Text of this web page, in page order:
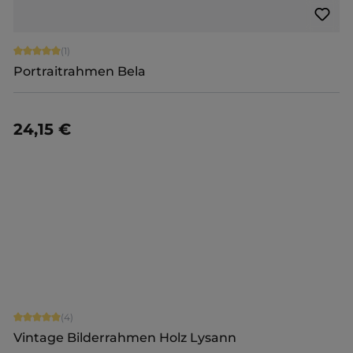
Durchschnittliche Bewertung von 5 von 5 Sternen
(1)
Portraitrahmen Bela
24,15 €
Durchschnittliche Bewertung von 5 von 5 Sternen
(4)
Vintage Bilderrahmen Holz Lysann